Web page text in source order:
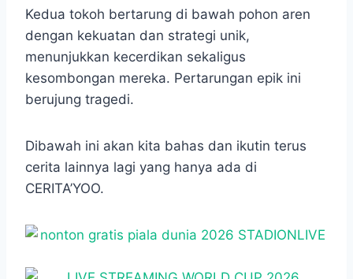
Kedua tokoh bertarung di bawah pohon aren
dengan kekuatan dan strategi unik,
menunjukkan kecerdikan sekaligus
kesombongan mereka. Pertarungan epik ini
berujung tragedi.
Dibawah ini akan kita bahas dan ikutin terus
cerita lainnya lagi yang hanya ada di
CERITA’YOO.